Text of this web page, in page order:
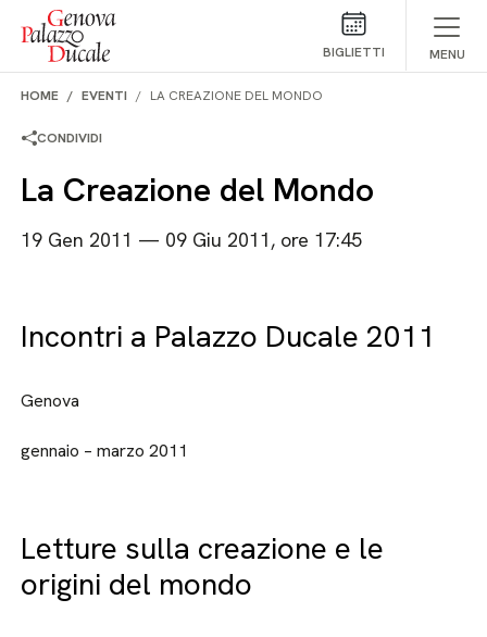
Salta al contenuto
BIGLIETTI MENU
HOME EVENTI LA CREAZIONE DEL MONDO
CONDIVIDI
La Creazione del Mondo
19 Gen 2011 — 09 Giu 2011, ore 17:45
Incontri a Palazzo Ducale 2011
Genova
gennaio – marzo 2011
Letture sulla creazione e le
origini del mondo